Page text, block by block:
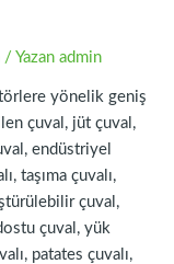
/ Yazan admin
yönelik geniş
çuval, jüt çuval,
endüstriyel
taşıma çuvalı,
çuval,
çuval, yük
patates çuvalı,